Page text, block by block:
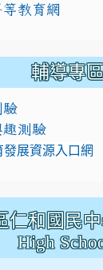
教育網
輔導專
驗
趣測驗
展資源入口網
仁和國民中
High